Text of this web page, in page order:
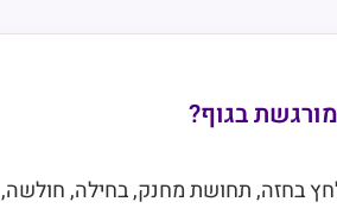
בגוף?
בחזה, תחושת מחנק, בחילה, חולשה,